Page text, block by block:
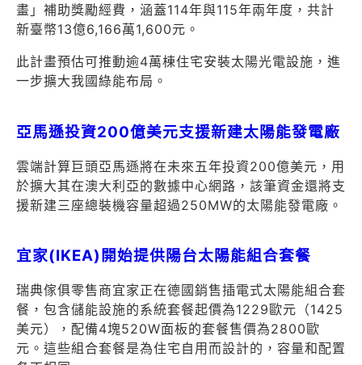
畫」補助獎勵經費，涵蓋114年與115年兩年度，共計
新臺幣13億6,166萬1,600元。
此計畫預估可推動逾4萬棟住宅安裝太陽光電設施，進
一步擴大我國綠能布局。
亞馬遜投資200億美元支援新建太陽能發電廠
雲端計算巨頭亞馬遜將在未來五年投資200億美元，用
於擴大其在澳大利亞的數據中心網路，該筆資金還將支
援新建三座總裝機容量超過250MW的太陽能發電廠。
宜家(IKEA)開始提供陽台太陽能組合套餐
瑞典傢俱零售商宜家正在德國銷售插電式太陽能組合套
餐，包含儲能設施的系統套餐起價為1229歐元（1425
美元），配備4塊520W面板的套餐售價為2800歐
元。這些組合套餐是為住宅自用而設計的，容量和配置